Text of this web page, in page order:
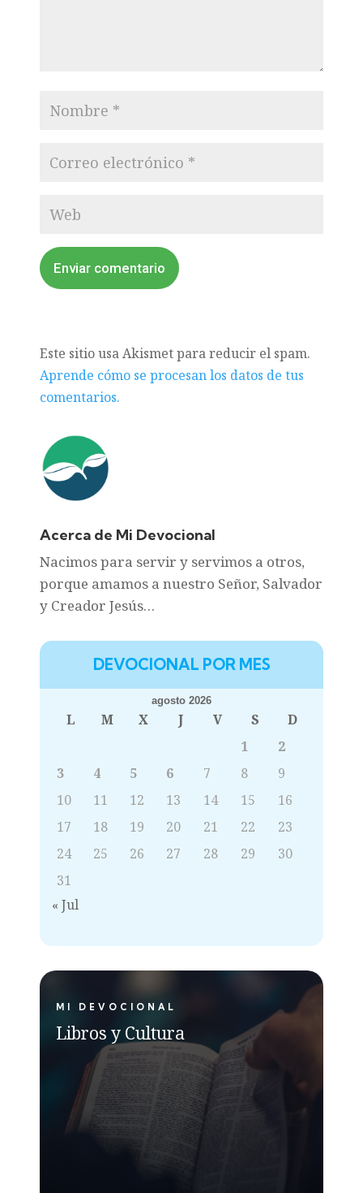
Enviar comentario
Este sitio usa Akismet para reducir el spam.
Aprende cómo se procesan los datos de tus
comentarios.
Acerca de Mi Devocional
Nacimos para servir y servimos a otros,
porque amamos a nuestro Señor, Salvador
y Creador Jesús…
DEVOCIONAL POR MES
agosto 2026
L M X J V S
D
1
2
3
4 5 6 7 8
9
10
11 12 13 14 15
16
17
18 19 20 21 22
23
24
25 26 27 28 29
30
31
« Jul
MI DEVOCIONAL
Libros y Cultura